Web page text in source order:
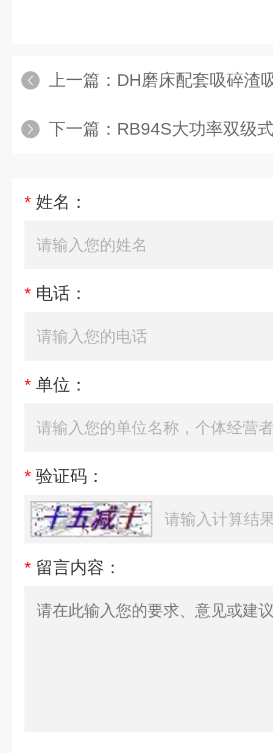
上一篇： DH磨床配套吸碎渣吸尘器 灰
下一篇： RB94S大功率双级
* 姓名：
* 电话：
* 单位：
* 验证码：
* 留言内容：